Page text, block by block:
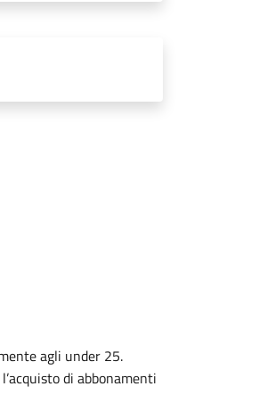
agli under 25.
di abbonamenti